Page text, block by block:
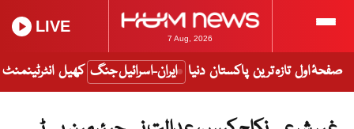
7 Aug, 2026
LIVE
صفحۂ اول تازہ ترین پاکستان دنیا ایران-اسرائیل جنگ کھیل انٹرٹینمنٹ